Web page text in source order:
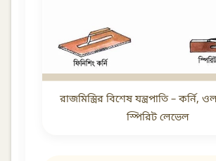
রাজমিস্ত্রির বিশেষ যন্ত্রপাতি – কর্নি,
স্পিরিট লেভেল